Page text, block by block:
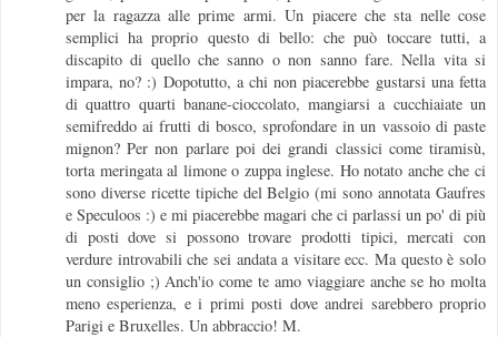
per la ragazza alle prime armi. Un piacere che sta nelle cose
semplici ha proprio questo di bello: che può toccare tutti, a
discapito di quello che sanno o non sanno fare. Nella vita si
impara, no? :) Dopotutto, a chi non piacerebbe gustarsi una fetta
di quattro quarti banane-cioccolato, mangiarsi a cucchiaiate un
semifreddo ai frutti di bosco, sprofondare in un vassoio di paste
mignon? Per non parlare poi dei grandi classici come tiramisù,
torta meringata al limone o zuppa inglese. Ho notato anche che ci
sono diverse ricette tipiche del Belgio (mi sono annotata Gaufres
e Speculoos :) e mi piacerebbe magari che ci parlassi un po' di più
di posti dove si possono trovare prodotti tipici, mercati con
verdure introvabili che sei andata a visitare ecc. Ma questo è solo
un consiglio ;) Anch'io come te amo viaggiare anche se ho molta
meno esperienza, e i primi posti dove andrei sarebbero proprio
Parigi e Bruxelles. Un abbraccio! M.